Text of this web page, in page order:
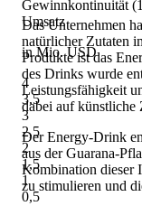
Gewinnkontinuität
Umsatz
in Mio. USD
4
3,5
3
2,5
2
1,5
1
0,5
Das Unternehmen
natürlicher Zutaten
Produkte ist das
des Drinks wurde
Leistungsfähigkeit
dabei auf künstliche
Der Energy-Drink
aus der Guarana-
Kombination dieser
zu stimulieren und